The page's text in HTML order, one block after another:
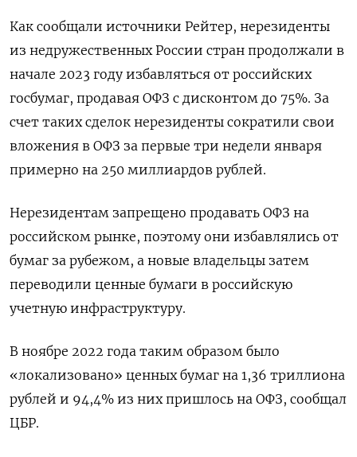
Как сообщали источники Рейтер, нерезиденты
из недружественных России стран продолжали в
начале 2023 году избавляться от российских
госбумаг, продавая ОФЗ с дисконтом до 75%. За
счет таких сделок нерезиденты сократили свои
вложения в ОФЗ за первые три недели января
примерно на 250 миллиардов рублей.
Нерезидентам запрещено продавать ОФЗ на
российском рынке, поэтому они избавлялись от
бумаг за рубежом, а новые владельцы затем
переводили ценные бумаги в российскую
учетную инфраструктуру.
В ноябре 2022 года таким образом было
«локализовано» ценных бумаг на 1,36 триллиона
рублей и 94,4% из них пришлось на ОФЗ, сообщал
ЦБР.